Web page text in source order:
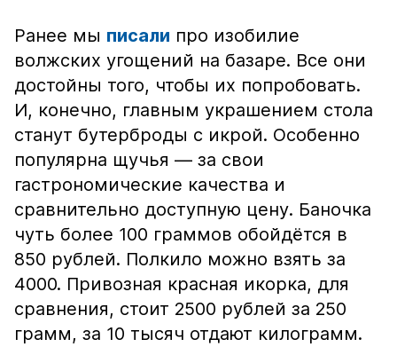
Ранее мы писали про изобилие
волжских угощений на базаре. Все они
достойны того, чтобы их попробовать.
И, конечно, главным украшением стола
станут бутерброды с икрой. Особенно
популярна щучья — за свои
гастрономические качества и
сравнительно доступную цену. Баночка
чуть более 100 граммов обойдётся в
850 рублей. Полкило можно взять за
4000. Привозная красная икорка, для
сравнения, стоит 2500 рублей за 250
грамм, за 10 тысяч отдают килограмм.